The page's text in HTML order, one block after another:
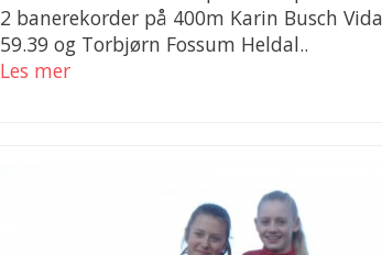
2 banerekorder på 400m Karin Busch
59.39 og Torbjørn Fossum Heldal..
Les mer